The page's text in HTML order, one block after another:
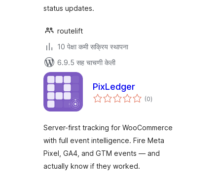
status updates.
routelift
10 पेक्षा कमी सक्रिय स्थापना
6.9.5 सह चाचणी केली
PixLedger
(0एकूण
मूल्यांकन
)
Server-first tracking for WooCommerce
with full event intelligence. Fire Meta
Pixel, GA4, and GTM events — and
actually know if they worked.